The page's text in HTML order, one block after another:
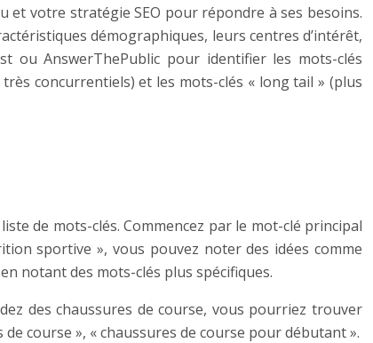
votre stratégie SEO pour répondre à ses besoins.
démographiques, leurs centres d’intérêt,
ou AnswerThePublic pour identifier les mots-clés
concurrentiels) et les mots-clés « long tail » (plus
de mots-clés. Commencez par le mot-clé principal
sportive », vous pouvez noter des idées comme
notant des mots-clés plus spécifiques.
des chaussures de course, vous pourriez trouver
course », « chaussures de course pour débutant ».